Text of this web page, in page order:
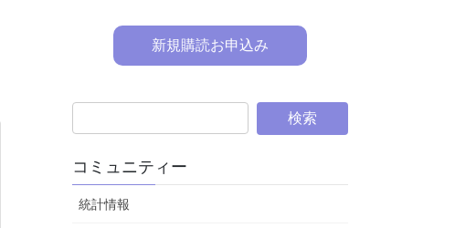
新規購読お申込み
コミュニティー
統計情報